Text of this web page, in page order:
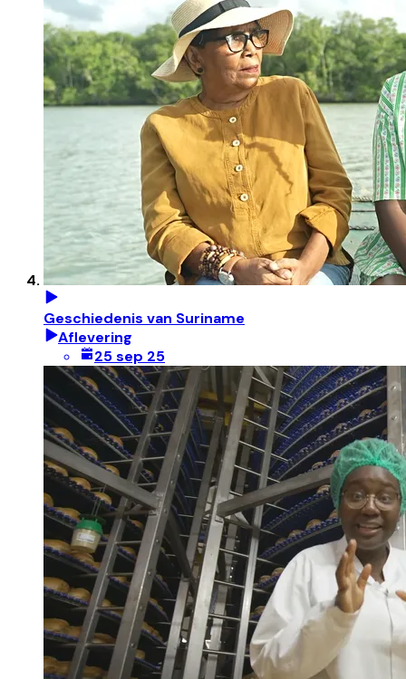
Geschiedenis van Suriname
Aflevering
25 sep 25